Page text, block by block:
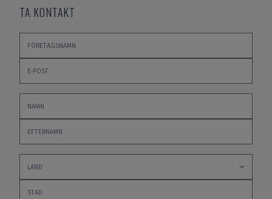
TA KONTAKT